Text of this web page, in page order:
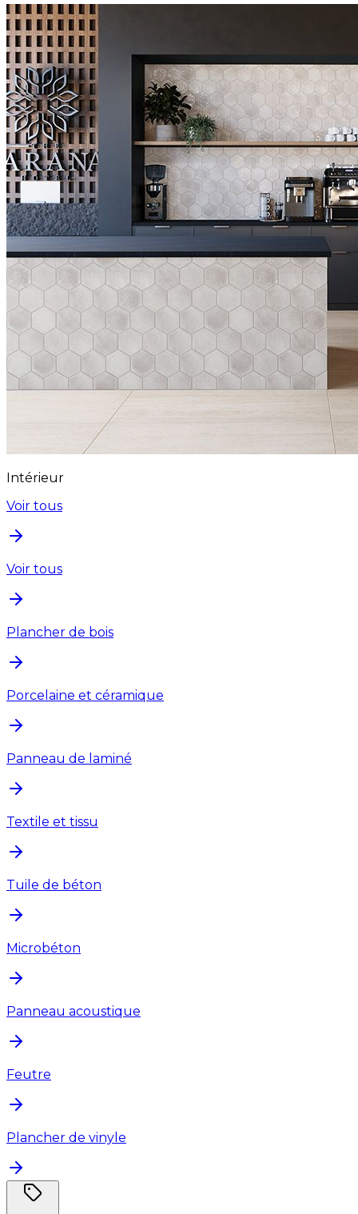
Intérieur
Voir tous
Voir tous
Plancher de bois
Porcelaine et céramique
Panneau de laminé
Textile et tissu
Tuile de béton
Microbéton
Panneau acoustique
Feutre
Plancher de vinyle